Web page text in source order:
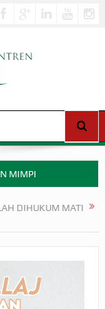
MIMPI
BADAR
DIHUKUM MATI